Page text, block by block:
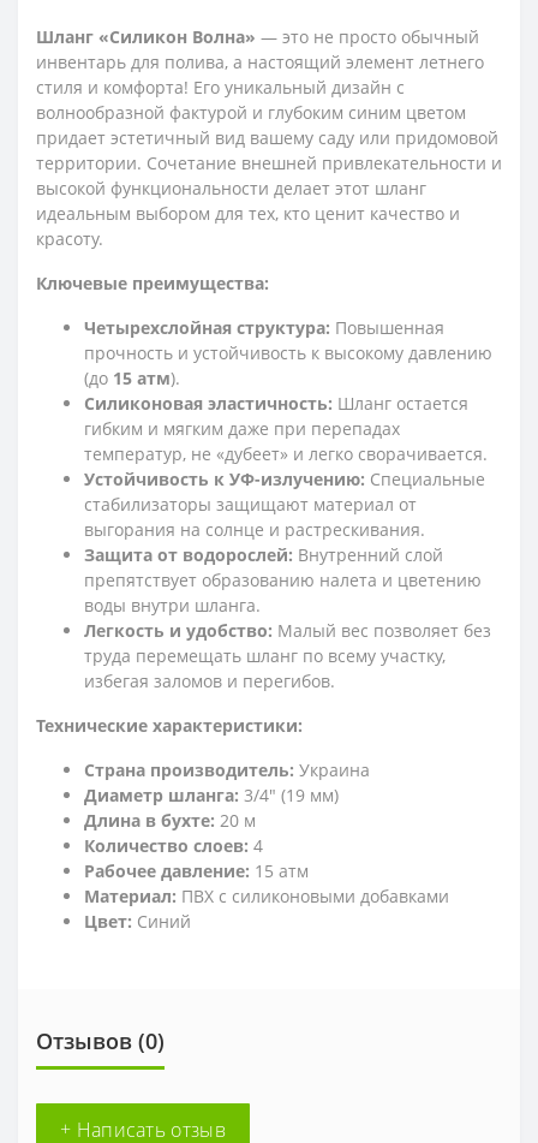
Шланг «Силикон Волна» — это не просто обычный
инвентарь для полива, а настоящий элемент летнего
стиля и комфорта! Его уникальный дизайн с
волнообразной фактурой и глубоким синим цветом
придает эстетичный вид вашему саду или придомовой
территории. Сочетание внешней привлекательности и
высокой функциональности делает этот шланг
идеальным выбором для тех, кто ценит качество и
красоту.
Ключевые преимущества:
Четырехслойная структура: Повышенная
прочность и устойчивость к высокому давлению
(до 15 атм).
Силиконовая эластичность: Шланг остается
гибким и мягким даже при перепадах
температур, не «дубеет» и легко сворачивается.
Устойчивость к УФ-излучению: Специальные
стабилизаторы защищают материал от
выгорания на солнце и растрескивания.
Защита от водорослей: Внутренний слой
препятствует образованию налета и цветению
воды внутри шланга.
Легкость и удобство: Малый вес позволяет без
труда перемещать шланг по всему участку,
избегая заломов и перегибов.
Технические характеристики:
Страна производитель: Украина
Диаметр шланга: 3/4" (19 мм)
Длина в бухте: 20 м
Количество слоев: 4
Рабочее давление: 15 атм
Материал: ПВХ с силиконовыми добавками
Цвет: Синий
Отзывов (0)
+ Написать отзыв